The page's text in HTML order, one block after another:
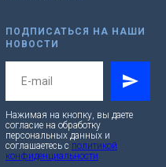
ПОДПИСАТЬСЯ НА НАШИ
НОВОСТИ
Нажимая на кнопку, вы даете
согласие на обработку
персональных данных и
соглашаетесь c политикой
конфиденциальности